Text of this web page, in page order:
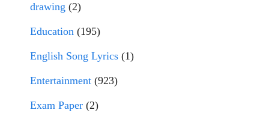
drawing (2)
Education (195)
English Song Lyrics (1)
Entertainment (923)
Exam Paper (2)